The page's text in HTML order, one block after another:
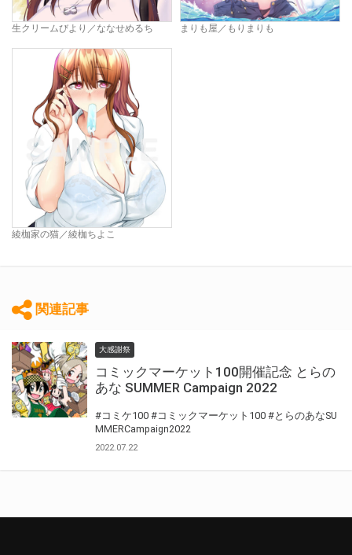
生クリームびより／ななせめるち まりも屋／もりまりも
綾枷家の猫／綾枷ちよこ
関連記事
大感謝祭
コミックマーケット100開催記念 とらの
あな SUMMER Campaign 2022
#コミケ100 #コミックマーケット100 #とらのあなSU
MMERCampaign2022
2022.07.22